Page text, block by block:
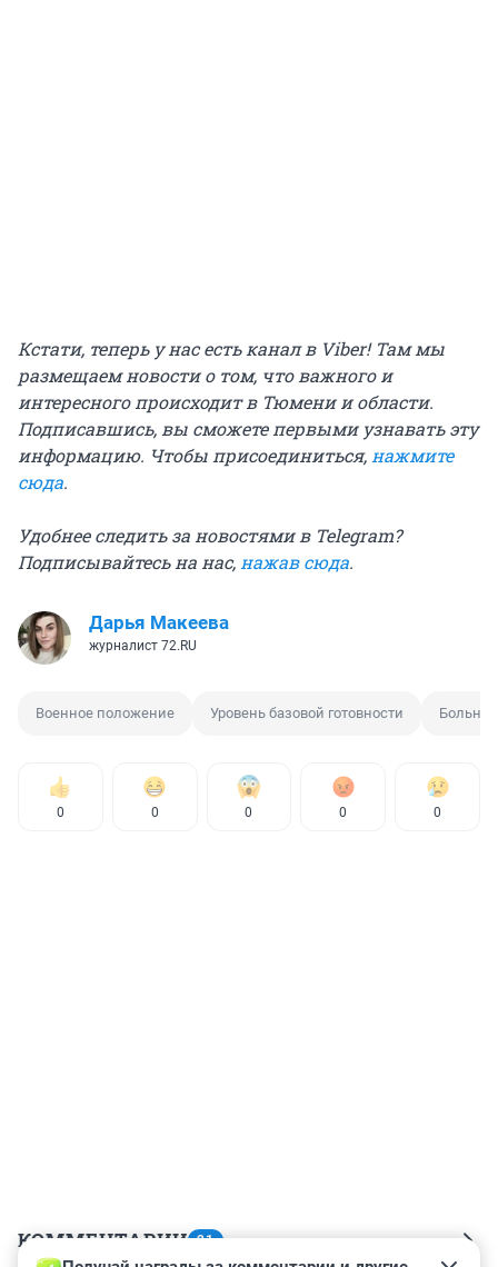
Кстати, теперь у нас есть канал в Viber! Там мы
размещаем новости о том, что важного и
интересного происходит в Тюмени и области.
Подписавшись, вы сможете первыми узнавать эту
информацию. Чтобы присоединиться,нажмите
сюда.
Удобнее следить за новостями в Telegram?
Подписывайтесь на нас,нажав сюда.
Дарья Макеева
журналист 72.RU
Военное положение Уровень базовой готовности
0 0 0 0 0
КОММЕНТАРИИ 21